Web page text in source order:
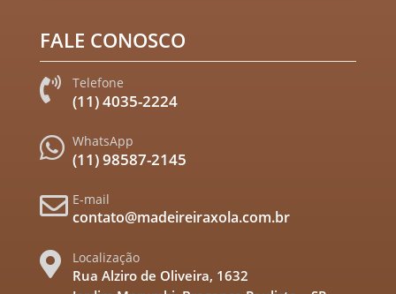
FALE CONOSCO
 Telefone
(11) 4035-2224
 WhatsApp
(11) 98587-2145
 E-mail
contato@madeireiraxola.com.br
 Localização
Rua Alziro de Oliveira, 1632